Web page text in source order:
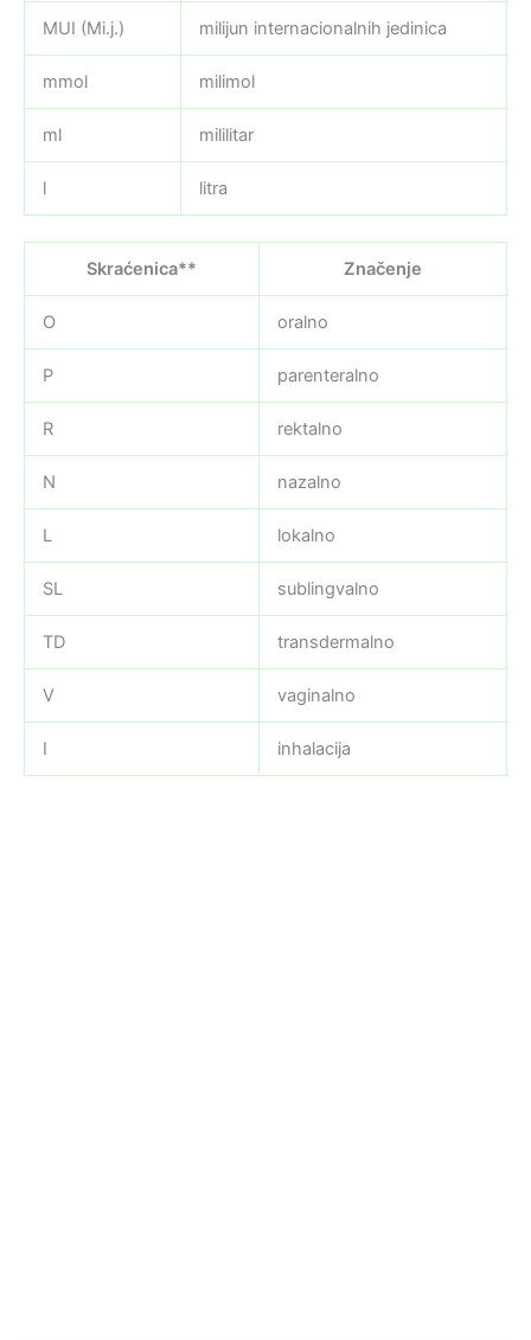
MUI (Mi.j.) milijun internacionalnih jedinica
mmol milimol
ml mililitar
l litra
Skraćenica** Značenje
O oralno
P parenteralno
R rektalno
N nazalno
L lokalno
SL sublingvalno
TD transdermalno
V vaginalno
I inhalacija